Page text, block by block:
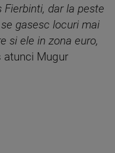
dar la peste
gasesc locuri mai
si ele in zona euro,
atunci Mugur